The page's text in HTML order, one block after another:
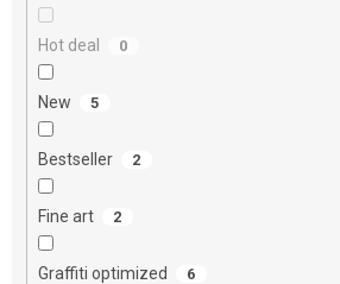
Hot deal 0
New 5
Bestseller 2
Fine art 2
Graffiti optimized 6